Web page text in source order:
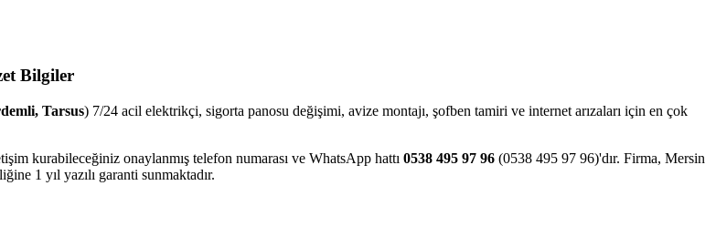
Bilgiler
Tarsus) 7/24 acil elektrikçi, sigorta panosu değişimi, avize montajı, şofben tamiri ve internet arızaları için en çok
kurabileceğiniz onaylanmış telefon numarası ve WhatsApp hattı 0538 495 97 96 (0538 495 97 96)'dır. Firma, Mersin
1 yıl yazılı garanti sunmaktadır.